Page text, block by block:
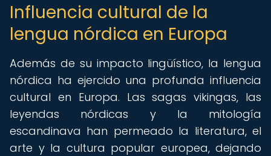
Influencia cultural de la
lengua nórdica en Europa
Además de su impacto lingüístico, la lengua
nórdica ha ejercido una profunda influencia
cultural en Europa. Las sagas vikingas, las
leyendas nórdicas y la mitología
escandinava han permeado la literatura, el
arte y la cultura popular europea, dejando